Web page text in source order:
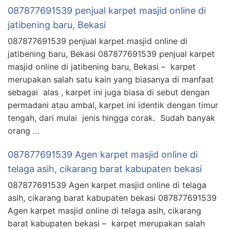
087877691539 penjual karpet masjid online di
jatibening baru, Bekasi
087877691539 penjual karpet masjid online di
jatibening baru, Bekasi 087877691539 penjual karpet
masjid online di jatibening baru, Bekasi – karpet
merupakan salah satu kain yang biasanya di manfaat
sebagai alas , karpet ini juga biasa di sebut dengan
permadani atau ambal, karpet ini identik dengan timur
tengah, dari mulai jenis hingga corak. Sudah banyak
orang …
087877691539 Agen karpet masjid online di
telaga asih, cikarang barat kabupaten bekasi
087877691539 Agen karpet masjid online di telaga
asih, cikarang barat kabupaten bekasi 087877691539
Agen karpet masjid online di telaga asih, cikarang
barat kabupaten bekasi – karpet merupakan salah